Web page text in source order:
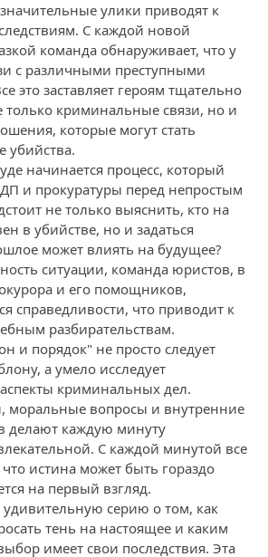
улики приводят к
С каждой новой
команда обнаруживает, что у
с различными преступными
это заставляет героям тщательно
только криминальные связи, но и
которые могут стать
убийства.
начинается процесс, который
и прокуратуры перед непростым
не только выяснить, кто на
в убийстве, но и задаться
может влиять на будущее?
ситуации, команда юристов, в
и его помощников,
справедливости, что приводит к
разбирательствам.
и порядок" не просто следует
а умело исследует
криминальных дел.
моральные вопросы и внутренние
делают каждую минуту
С каждой минутой все
что истина может быть гораздо
на первый взгляд.
удивительную серию о том, как
тень на настоящее и каким
имеет свои последствия. Эта